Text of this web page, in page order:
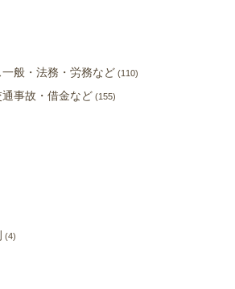
般・法務・労務など(110)
事故・借金など(155)
(4)